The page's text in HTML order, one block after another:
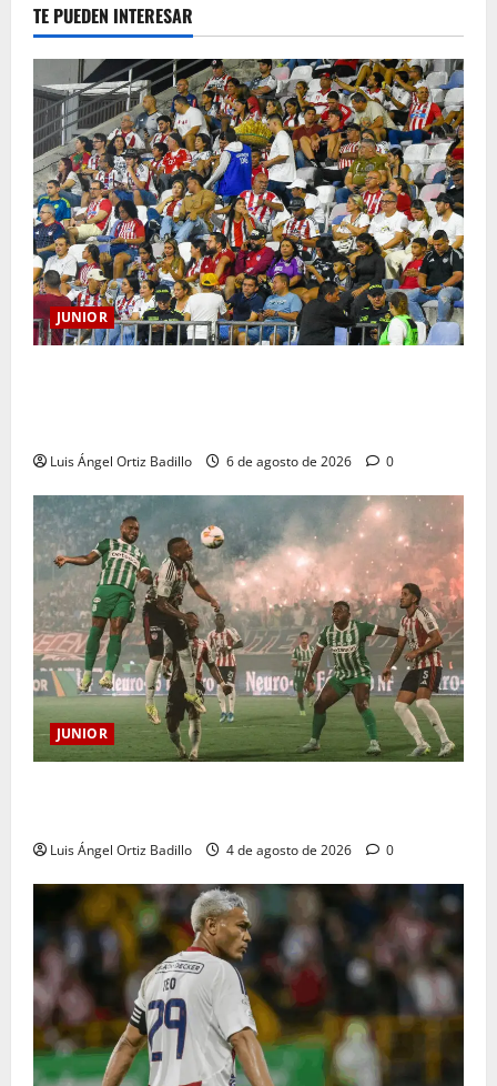
TE PUEDEN INTERESAR
JUNIOR
Luis Ángel Ortiz Badillo 6 de agosto de 2026 0
JUNIOR
Luis Ángel Ortiz Badillo 4 de agosto de 2026 0